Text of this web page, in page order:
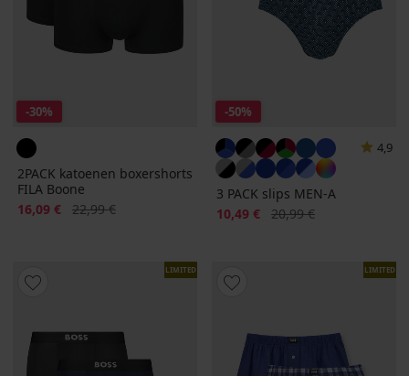
-30%
2PACK katoenen boxershorts
FILA Boone
Korting
16,09 € Oorspronkelijke prijs
22,99 €
-50%
4,9
3 PACK slips MEN-A
Korting
10,49 € Oorspronkelijke prijs
20,99 €
LIMITED LIMITED